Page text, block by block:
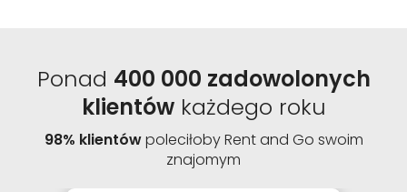
Ponad 400 000 zadowolonych
klientówkażdego roku
98% klientówpoleciłoby Rent and Go swoim
znajomym